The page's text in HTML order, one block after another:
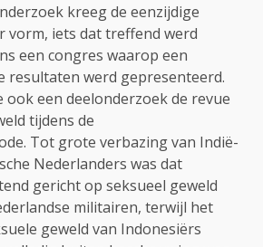
kreeg de eenzijdige
vorm, iets dat treffend werd
een congres waarop een
resultaten werd gepresenteerd.
ook een deelonderzoek de revue
tijdens de
Tot grote verbazing van Indië-
Nederlanders was dat
gericht op seksueel geweld
militairen, terwijl het
geweld van Indonesiërs